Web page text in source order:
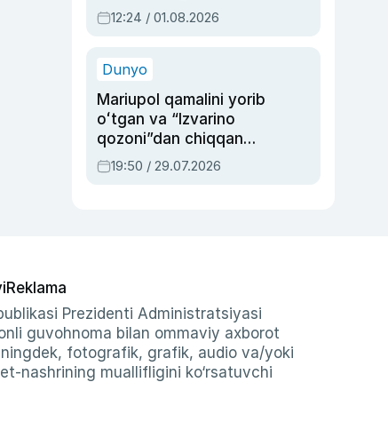
Oripovni siyosiy
ayblovlardan asrab
12:24 / 01.08.2026
Dunyo
Mariupol qamalini yorib
oʻtgan va “Izvarino
qozoni”dan chiqqan
qahramon — Ukraina
armiyasi bosh
19:50 / 29.07.2026
Reklama
Prezidenti Administratsiyasi
guvohnoma bilan ommaviy axborot
fotografik, grafik, audio va/yoki
nashrining muallifligini ko‘rsatuvchi